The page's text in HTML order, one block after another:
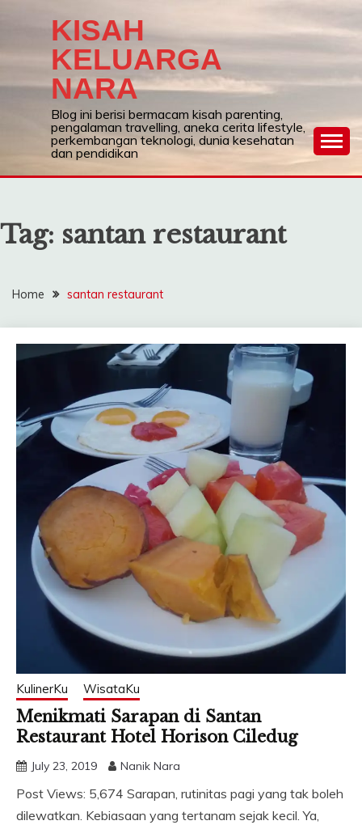
KISAH
KELUARGA
NARA
Blog ini berisi bermacam kisah parenting,
pengalaman travelling, aneka cerita lifestyle,
perkembangan teknologi, dunia kesehatan
dan pendidikan
Tag: santan restaurant
Home santan restaurant
KulinerKu WisataKu
Menikmati Sarapan di Santan
Restaurant Hotel Horison Ciledug
July 23, 2019 Nanik Nara
Post Views: 5,674 Sarapan, rutinitas pagi yang tak boleh
dilewatkan. Kebiasaan yang tertanam sejak kecil. Ya,